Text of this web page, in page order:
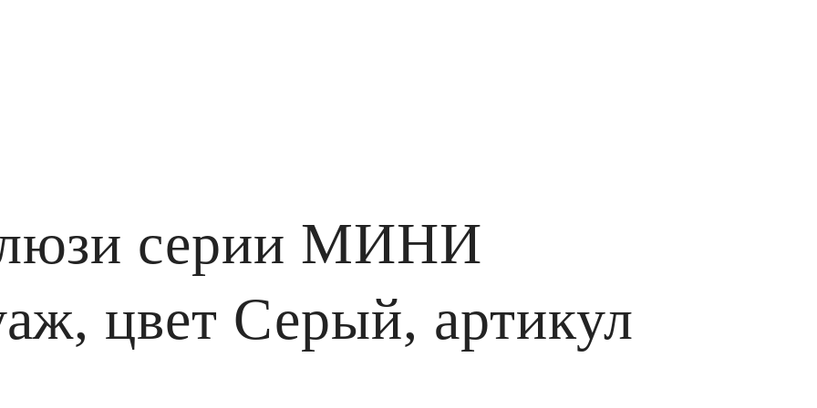
серии МИНИ
цвет Серый, артикул